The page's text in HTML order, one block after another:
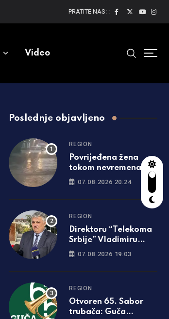
PRATITE NAS: :
Video
Poslednje objavljeno
REGION
Povrijeđena žena
tokom nevremena u
Srbiji: Drvo palo na
nju, hitno prevezena u
bolnicu
07.08.2026 20:24
REGION
Direktoru “Telekoma
Srbije” Vladimiru
Lučiću zabranjen
07.08.2026 19:03
REGION
Otvoren 65. Sabor
trubača: Guča